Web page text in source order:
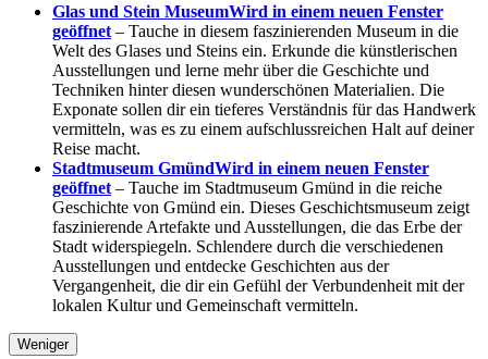
Glas und Stein MuseumWird in einem neuen Fenster
geöffnet – Tauche in diesem faszinierenden Museum in die
Welt des Glases und Steins ein. Erkunde die künstlerischen
Ausstellungen und lerne mehr über die Geschichte und
Techniken hinter diesen wunderschönen Materialien. Die
Exponate sollen dir ein tieferes Verständnis für das Handwerk
vermitteln, was es zu einem aufschlussreichen Halt auf deiner
Reise macht.
Stadtmuseum GmündWird in einem neuen Fenster
geöffnet – Tauche im Stadtmuseum Gmünd in die reiche
Geschichte von Gmünd ein. Dieses Geschichtsmuseum zeigt
faszinierende Artefakte und Ausstellungen, die das Erbe der
Stadt widerspiegeln. Schlendere durch die verschiedenen
Ausstellungen und entdecke Geschichten aus der
Vergangenheit, die dir ein Gefühl der Verbundenheit mit der
lokalen Kultur und Gemeinschaft vermitteln.
Weniger